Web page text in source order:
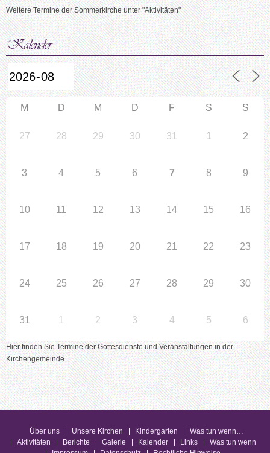
Weitere Termine der Sommerkirche unter "Aktivitäten"
M D M D F S S
27 28 29 30 31 1 2
3 4 5 6 7 8 9
10 11 12 13 14 15 16
17 18 19 20 21 22 23
24 25 26 27 28 29 30
31 1 2 3 4 5 6
Hier finden Sie Termine der Gottesdienste und Veranstaltungen in der
Kirchengemeinde
Über uns Unsere Kirchen Kindergarten
Was tun wenn…
Aktivitäten
Berichte Galerie Kalender Links
Was tun wenn